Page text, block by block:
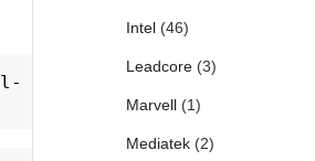
Intel(46)
Leadcore(3)
Marvell(1)
Mediatek(2)